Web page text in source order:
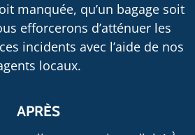
manquée, qu’un bagage soit
efforcerons d’atténuer les
incidents avec l’aide de nos
locaux.
APRÈS